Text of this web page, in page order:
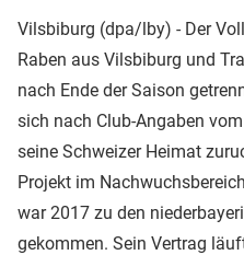
Vilsbiburg (dpa/lby) - Der
Raben aus Vilsbiburg und
nach Ende der Saison
sich nach Club-Angaben
seine Schweizer Heimat
Projekt im
war 2017 zu den
gekommen. Sein Vertrag